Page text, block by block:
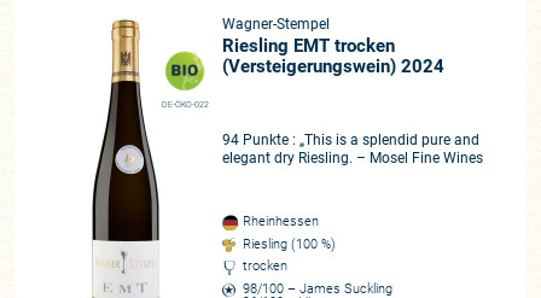
DE-ÖKO-022
Wagner-Stempel
Riesling EMT trocken
(Versteigerungswein) 2024
94 Punkte : „This is a splendid pure and
elegant dry Riesling. – Mosel Fine Wines
Rheinhessen
Riesling (100 %)
trocken
98/100 – James Suckling